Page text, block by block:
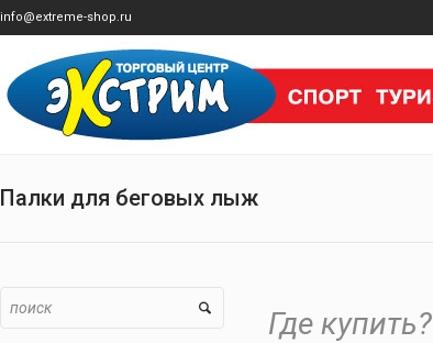
info@extreme-shop.ru
Палки для беговых лыж
Где купить?